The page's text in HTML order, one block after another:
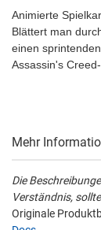
Animierte
Blättert man
einen
Assassin's
Mehr
Die
Verständnis,
Originale